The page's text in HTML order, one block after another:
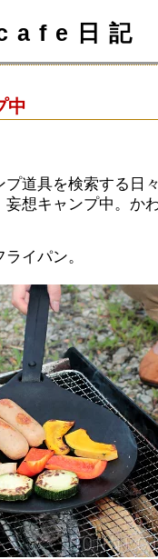
日記
中
プ道具を検索する日
妄想キャンプ中。か
イパン。